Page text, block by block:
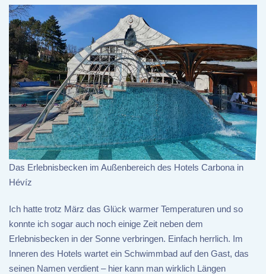
Das Erlebnisbecken im Außenbereich des Hotels Carbona in
Hévíz
Ich hatte trotz März das Glück warmer Temperaturen und so
konnte ich sogar auch noch einige Zeit neben dem
Erlebnisbecken in der Sonne verbringen. Einfach herrlich. Im
Inneren des Hotels wartet ein Schwimmbad auf den Gast, das
seinen Namen verdient – hier kann man wirklich Längen